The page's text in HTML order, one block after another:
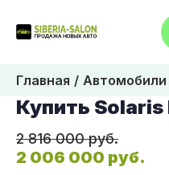
Главная Автомобили
Купить
2 816 000 руб.
2 006 000 руб.